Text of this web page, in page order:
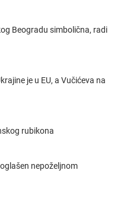
Beogradu simbolična, radi
je u EU, a Vučićeva na
rubikona
nepoželjnom